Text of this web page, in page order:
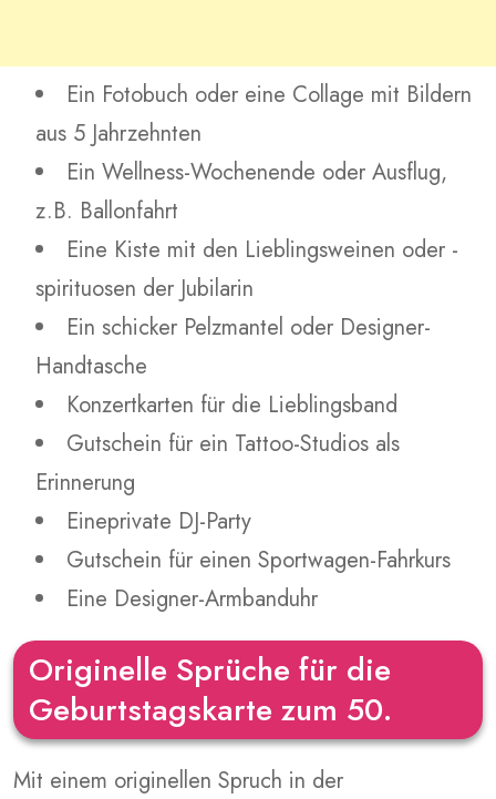
Ein Fotobuch oder eine Collage mit Bildern
aus 5 Jahrzehnten
Ein Wellness-Wochenende oder Ausflug,
z.B. Ballonfahrt
Eine Kiste mit den Lieblingsweinen oder -
spirituosen der Jubilarin
Ein schicker Pelzmantel oder Designer-
Handtasche
Konzertkarten für die Lieblingsband
Gutschein für ein Tattoo-Studios als
Erinnerung
Eineprivate DJ-Party
Gutschein für einen Sportwagen-Fahrkurs
Eine Designer-Armbanduhr
Originelle Sprüche für die
Geburtstagskarte zum 50.
Mit einem originellen Spruch in der